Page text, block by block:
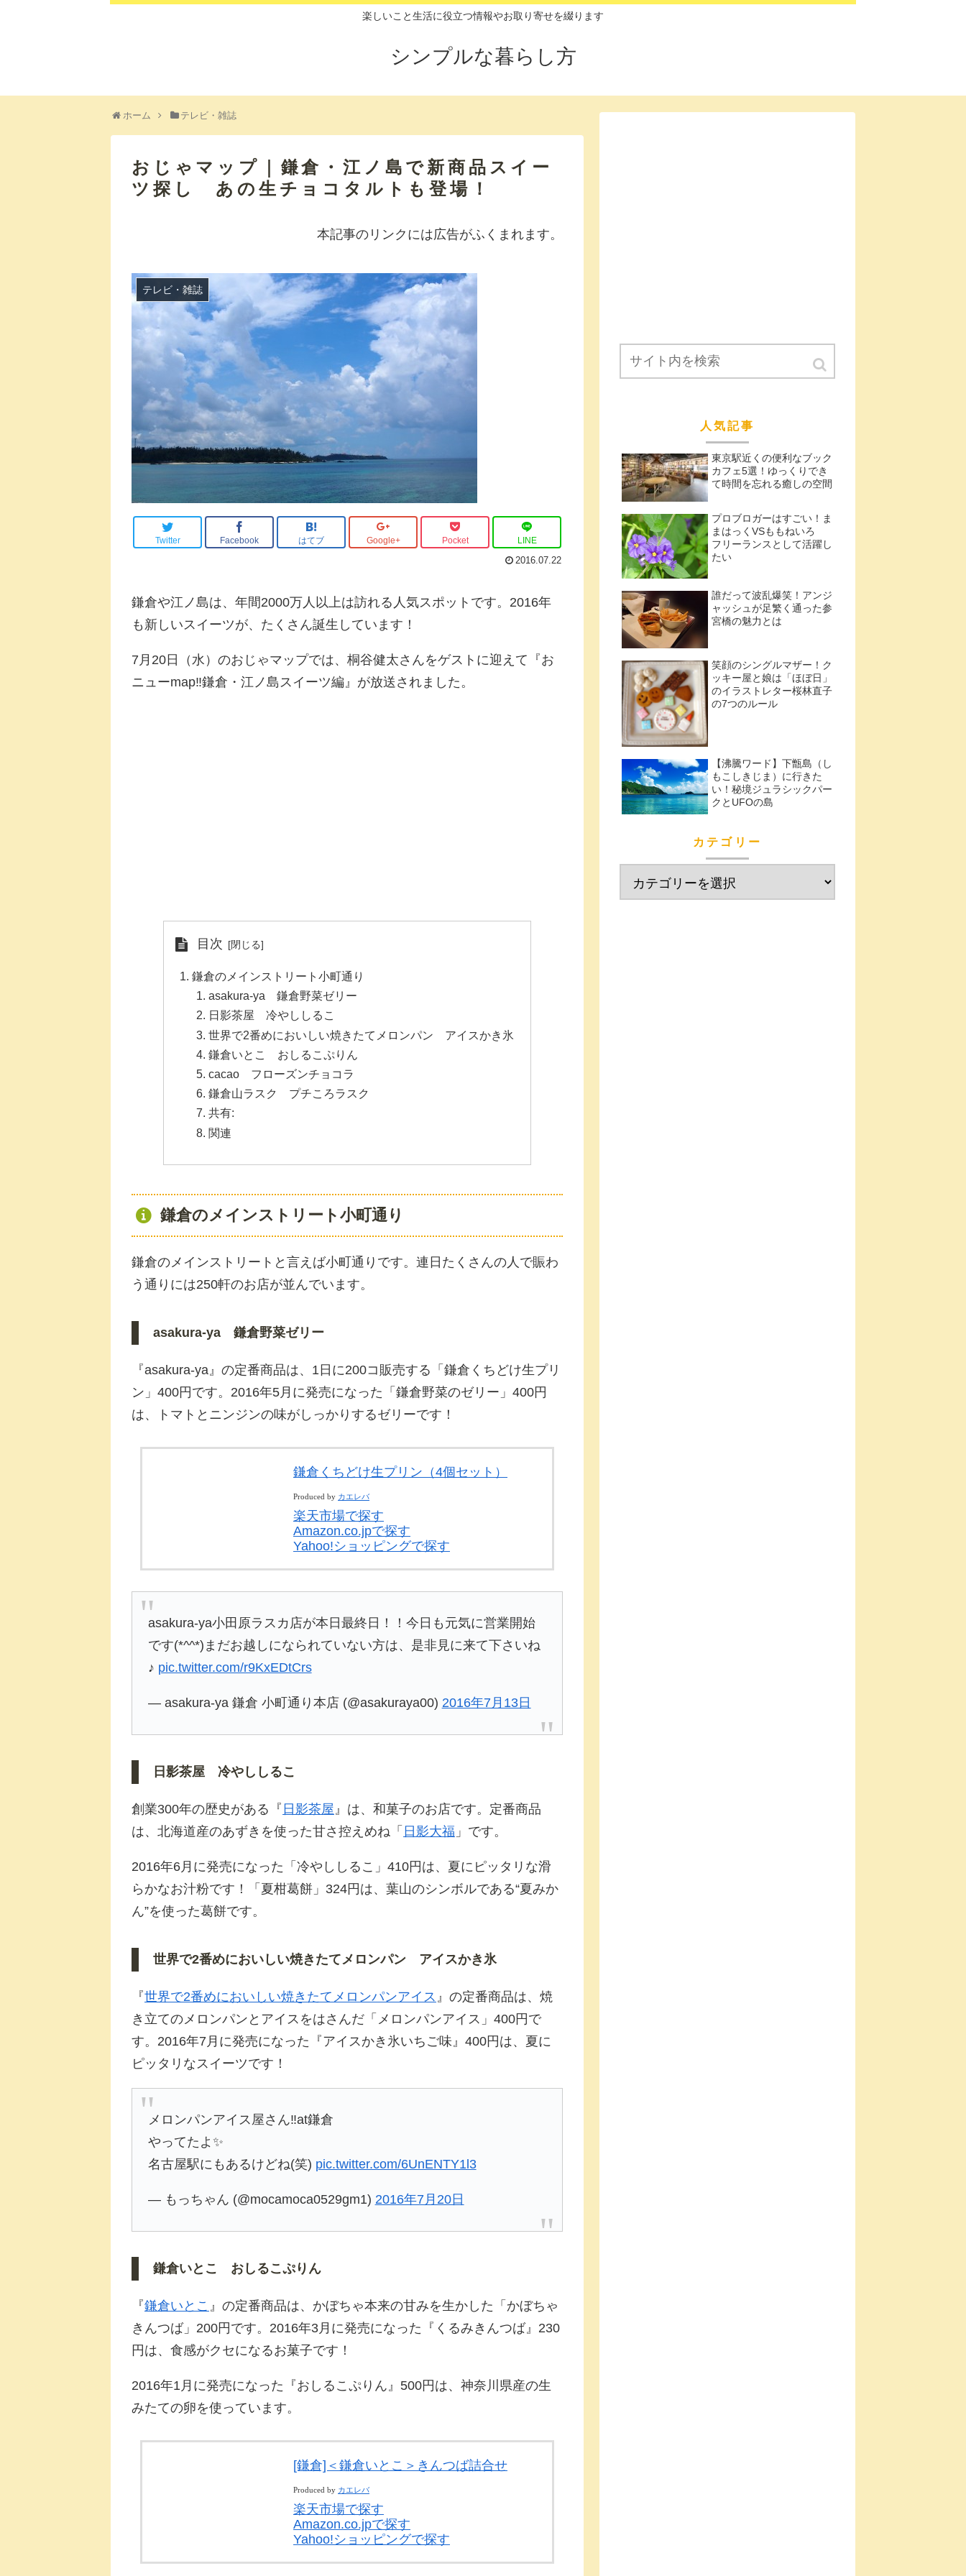
楽しいこと生活に役立つ情報やお取り寄せを綴ります
シンプルな暮らし方
ホーム テレビ・雑誌
おじゃマップ｜鎌倉・江ノ島で新商品スイー
ツ探し あの生チョコタルトも登場！
本記事のリンクには広告がふくまれます。
テレビ・雑誌
Twitter Facebook はてブ Google+ Pocket LINE
2016.07.22
鎌倉や江ノ島は、年間2000万人以上は訪れる人気スポットです。2016年
も新しいスイーツが、たくさん誕生しています！
7月20日（水）のおじゃマップでは、桐谷健太さんをゲストに迎えて『お
ニューmap‼鎌倉・江ノ島スイーツ編』が放送されました。
目次
鎌倉のメインストリート小町通り
asakura-ya 鎌倉野菜ゼリー
日影茶屋 冷やししるこ
世界で2番めにおいしい焼きたてメロンパン アイスかき氷
鎌倉いとこ おしるこぷりん
cacao フローズンチョコラ
鎌倉山ラスク プチころラスク
共有:
関連
鎌倉のメインストリート小町通り
鎌倉のメインストリートと言えば小町通りです。連日たくさんの人で賑わ
う通りには250軒のお店が並んでいます。
asakura-ya 鎌倉野菜ゼリー
『asakura-ya』の定番商品は、1日に200コ販売する「鎌倉くちどけ生プリ
ン」400円です。2016年5月に発売になった「鎌倉野菜のゼリー」400円
は、トマトとニンジンの味がしっかりするゼリーです！
鎌倉くちどけ生プリン（4個セット）
Produced by カエレバ
楽天市場で探す
Amazon.co.jpで探す
Yahoo!ショッピングで探す
asakura-ya小田原ラスカ店が本日最終日！！今日も元気に営業開始
です(*^^*)まだお越しになられていない方は、是非見に来て下さいね
♪ pic.twitter.com/r9KxEDtCrs
— asakura-ya 鎌倉 小町通り本店 (@asakuraya00) 2016年7月13日
日影茶屋 冷やししるこ
創業300年の歴史がある『 日影茶屋 』は、和菓子のお店です。定番商品
は、北海道産のあずきを使った甘さ控えめね「 日影大福 」です。
2016年6月に発売になった「冷やししるこ」410円は、夏にピッタリな滑
らかなお汁粉です！「夏柑葛餅」324円は、葉山のシンボルである“夏みか
ん”を使った葛餅です。
世界で2番めにおいしい焼きたてメロンパン アイスかき氷
『世界で2番めにおいしい焼きたてメロンパンアイス 』の定番商品は、焼
き立てのメロンパンとアイスをはさんだ「メロンパンアイス」400円で
す。2016年7月に発売になった『アイスかき氷いちご味』400円は、夏に
ピッタリなスイーツです！
メロンパンアイス屋さん‼at鎌倉
やってたよ✨
名古屋駅にもあるけどね(笑) pic.twitter.com/6UnENTY1l3
— もっちゃん (@mocamoca0529gm1) 2016年7月20日
鎌倉いとこ おしるこぷりん
『鎌倉いとこ 』の定番商品は、かぼちゃ本来の甘みを生かした「かぼちゃ
きんつば」200円です。2016年3月に発売になった『くるみきんつば』230
円は、食感がクセになるお菓子です！
2016年1月に発売になった『おしるこぷりん』500円は、神奈川県産の生
みたての卵を使っています。
[鎌倉]＜鎌倉いとこ＞きんつば詰合せ
Produced by カエレバ
楽天市場で探す
Amazon.co.jpで探す
Yahoo!ショッピングで探す
人気記事
東京駅近くの便利なブック
カフェ5選！ゆっくりでき
て時間を忘れる癒しの空間
プロブロガーはすごい！ま
まはっくVSももねいろ
フリーランスとして活躍し
たい
誰だって波乱爆笑！アンジ
ャッシュが足繁く通った参
宮橋の魅力とは
笑顔のシングルマザー！ク
ッキー屋と娘は「ほぼ日」
のイラストレター桜林直子
の7つのルール
【沸騰ワード】下甑島（し
もこしきじま）に行きた
い！秘境ジュラシックパー
クとUFOの島
カテゴリー